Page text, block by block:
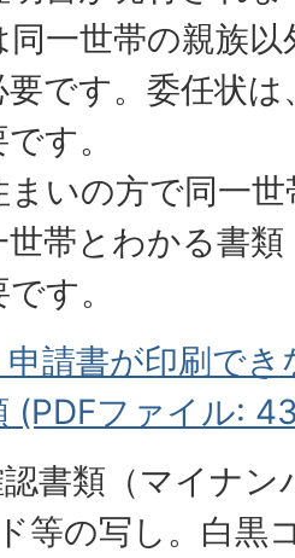
一世帯の親族
です。委任状
す。
いの方で同一
帯とわかる書
す。
申請書が印刷で
(PDFファイル:
書類（マイナ
等の写し。白黒